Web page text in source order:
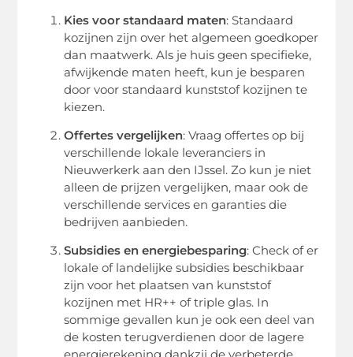
Kies voor standaard maten: Standaard
kozijnen zijn over het algemeen goedkoper
dan maatwerk. Als je huis geen specifieke,
afwijkende maten heeft, kun je besparen
door voor standaard kunststof kozijnen te
kiezen.
Offertes vergelijken: Vraag offertes op bij
verschillende lokale leveranciers in
Nieuwerkerk aan den IJssel. Zo kun je niet
alleen de prijzen vergelijken, maar ook de
verschillende services en garanties die
bedrijven aanbieden.
Subsidies en energiebesparing: Check of er
lokale of landelijke subsidies beschikbaar
zijn voor het plaatsen van kunststof
kozijnen met HR++ of triple glas. In
sommige gevallen kun je ook een deel van
de kosten terugverdienen door de lagere